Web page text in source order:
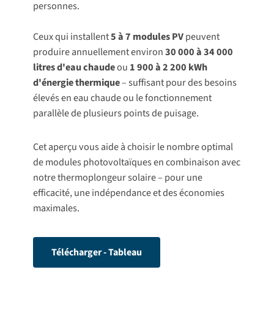
personnes.
Ceux qui installent5 à 7 modules PVpeuvent
produire annuellement environ30 000 à 34 000
litres d'eau chaudeou 1 900 à 2 200 kWh
d'énergie thermique– suffisant pour des besoins
élevés en eau chaude ou le fonctionnement
parallèle de plusieurs points de puisage.
Cet aperçu vous aide à choisir le nombre optimal
de modules photovoltaïques en combinaison avec
notre thermoplongeur solaire – pour une
efficacité, une indépendance et des économies
maximales.
Télécharger - Tableau